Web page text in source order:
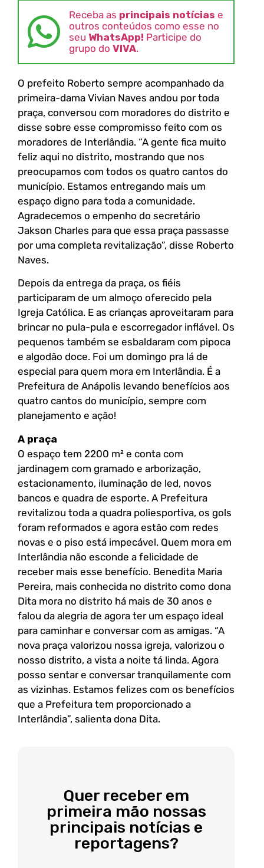
Receba as principais notícias e
outros conteúdos como esse no
seu WhatsApp! Participe do
grupo do VIVA.
O prefeito Roberto sempre acompanhado da
primeira-dama Vivian Naves andou por toda
praça, conversou com moradores do distrito e
disse sobre esse compromisso feito com os
moradores de Interlândia. “A gente fica muito
feliz aqui no distrito, mostrando que nos
preocupamos com todos os quatro cantos do
município. Estamos entregando mais um
espaço digno para toda a comunidade.
Agradecemos o empenho do secretário
Jakson Charles para que essa praça passasse
por uma completa revitalização”, disse Roberto
Naves.
Depois da entrega da praça, os fiéis
participaram de um almoço oferecido pela
Igreja Católica. E as crianças aproveitaram para
brincar no pula-pula e escorregador inflável. Os
pequenos também se esbaldaram com pipoca
e algodão doce. Foi um domingo pra lá de
especial para quem mora em Interlândia. É a
Prefeitura de Anápolis levando benefícios aos
quatro cantos do município, sempre com
planejamento e ação!
A praça
O espaço tem 2200 m² e conta com
jardinagem com gramado e arborização,
estacionamento, iluminação de led, novos
bancos e quadra de esporte. A Prefeitura
revitalizou toda a quadra poliesportiva, os gols
foram reformados e agora estão com redes
novas e o piso está impecável. Quem mora em
Interlândia não esconde a felicidade de
receber mais esse benefício. Benedita Maria
Pereira, mais conhecida no distrito como dona
Dita mora no distrito há mais de 30 anos e
falou da alegria de agora ter um espaço ideal
para caminhar e conversar com as amigas. “A
nova praça valorizou nossa igreja, valorizou o
nosso distrito, a vista a noite tá linda. Agora
posso sentar e conversar tranquilamente com
as vizinhas. Estamos felizes com os benefícios
que a Prefeitura tem proporcionado a
Interlândia”, salienta dona Dita.
Quer receber em
primeira mão nossas
principais notícias e
reportagens?